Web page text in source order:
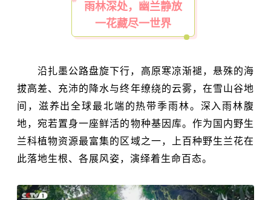
雨林深处，幽兰静放
一花藏尽一世界
沿扎墨公路盘旋下行，高原寒凉渐褪，悬殊的海
拔高差、充沛的降水与终年缭绕的云雾，在雪山谷地
间，滋养出全球最北端的热带季雨林。深入雨林腹
地，宛若置身一座鲜活的物种基因库。作为国内野生
兰科植物资源最富集的区域之一，上百种野生兰花在
此落地生根、各展风姿，演绎着生命百态。